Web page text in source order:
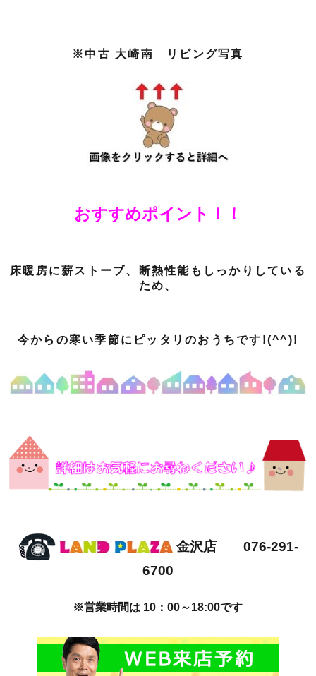
※中古 大崎南 リビング写真
おすすめポイント！！
床暖房に薪ストーブ、断熱性能もしっかりしている
ため、
今からの寒い季節にピッタリのおうちです!(^^)!
金沢店 076-291-
6700
※営業時間は 10：00～18:00です